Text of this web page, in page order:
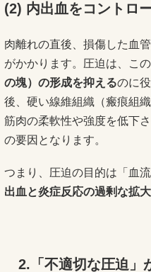
(2) 内出血をコントロ
肉離れの直後、損傷した血
がかかります。圧迫は、この
の塊）の形成を抑えるのに
後、硬い線維組織（瘢痕組
筋肉の柔軟性や強度を低下さ
の要因となります。
つまり、圧迫の目的は「血
出血と炎症反応の過剰な拡
2.「不適切な圧迫」